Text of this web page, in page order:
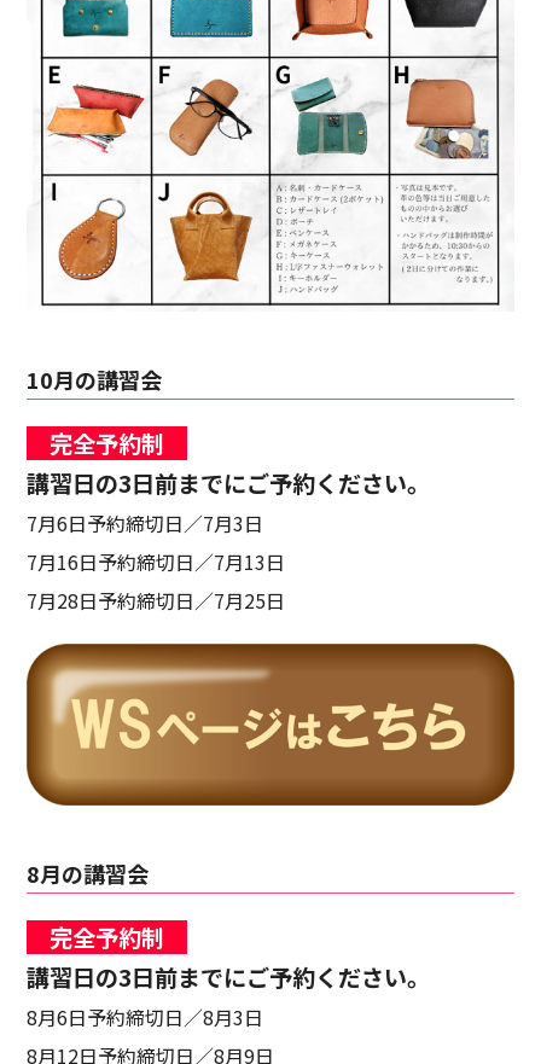
10月の講習会
完全予約制
講習日の3日前までにご予約ください。
7月6日予約締切日／7月3日
7月16日予約締切日／7月13日
7月28日予約締切日／7月25日
8月の講習会
完全予約制
講習日の3日前までにご予約ください。
8月6日予約締切日／8月3日
8月12日予約締切日／8月9日